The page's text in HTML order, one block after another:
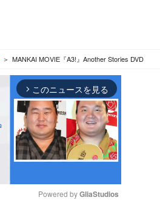
MANKAI MOVIE『A3!』Another Stories DVD
arrow_forward_ios このニュースを見る
Powered by GliaStudios